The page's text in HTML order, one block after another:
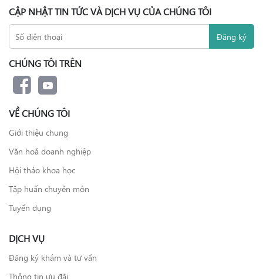
CẬP NHẬT TIN TỨC VÀ DỊCH VỤ CỦA CHÚNG TÔI
CHÚNG TÔI TRÊN
VỀ CHÚNG TÔI
Giới thiệu chung
Văn hoá doanh nghiệp
Hội thảo khoa học
Tập huấn chuyên môn
Tuyển dụng
DỊCH VỤ
Đăng ký khám và tư vấn
Thông tin ưu đãi